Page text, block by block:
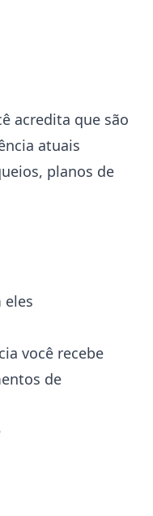
acredita que são
atuais
planos de
eles
você recebe
de